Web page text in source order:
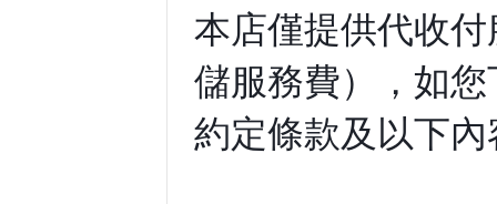
本店僅提供代收
儲服務費），如
約定條款及以下